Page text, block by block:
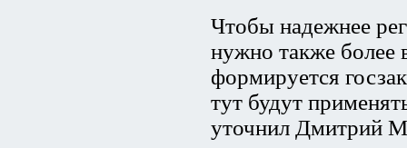
Чтобы надежнее
нужно также более
формируется
тут будут
уточнил Дмитрий